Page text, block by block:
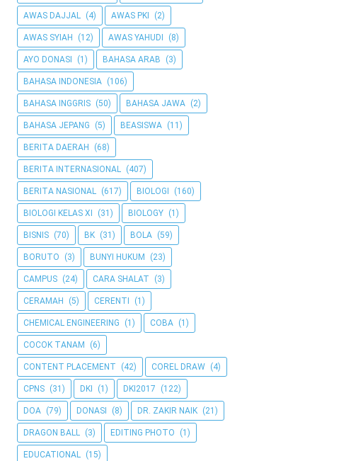
AWAS DAJJAL (4) AWAS PKI (2)
AWAS SYIAH (12) AWAS YAHUDI (8)
AYO DONASI (1) BAHASA ARAB (3)
BAHASA INDONESIA (106)
BAHASA INGGRIS (50) BAHASA JAWA (2)
BAHASA JEPANG (5) BEASISWA (11)
BERITA DAERAH (68)
BERITA INTERNASIONAL (407)
BERITA NASIONAL (617) BIOLOGI (160)
BIOLOGI KELAS XI (31) BIOLOGY (1)
BISNIS (70) BK (31) BOLA (59)
BORUTO (3) BUNYI HUKUM (23)
CAMPUS (24) CARA SHALAT (3)
CERAMAH (5) CERENTI (1)
CHEMICAL ENGINEERING (1) COBA (1)
COCOK TANAM (6)
CONTENT PLACEMENT (42) COREL DRAW (4)
CPNS (31) DKI (1) DKI2017 (122)
DOA (79) DONASI (8) DR. ZAKIR NAIK (21)
DRAGON BALL (3) EDITING PHOTO (1)
EDUCATIONAL (15)